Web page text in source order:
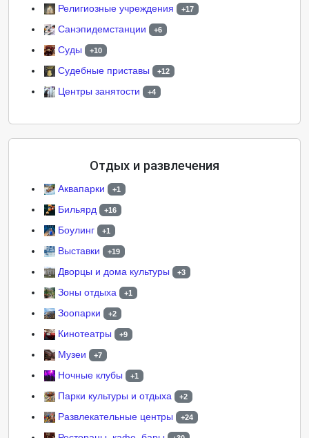
Религиозные учреждения +17
Санэпидемстанции +6
Суды +10
Судебные приставы +12
Центры занятости +4
Отдых и развлечения
Аквапарки +1
Бильярд +16
Боулинг +1
Выставки +19
Дворцы и дома культуры +3
Зоны отдыха +1
Зоопарки +2
Кинотеатры +9
Музеи +7
Ночные клубы +1
Парки культуры и отдыха +2
Развлекательные центры +24